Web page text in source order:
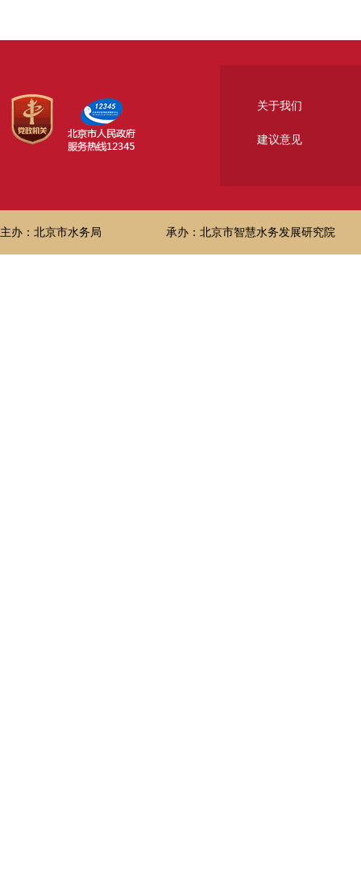
关于我们
建议意见
主办：北京市水务局 承办：北京市智慧水务发展研究院